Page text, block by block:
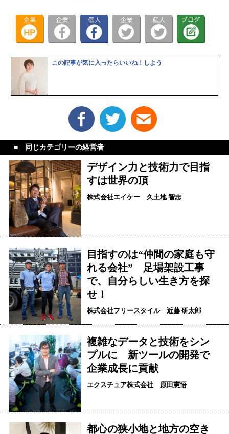
この記事が気に入ったらいいね！しよう
同じカテゴリーの経営者
デザイン力と技術力で目指
すは世界の頂
株式会社エイケー 久土地 智志
目指すのは“仲間の家庭も守
れる会社” 足場架設工事
で、自分らしい生き方を探
せ！
株式会社フリースタイル 近藤 研太郎
複雑なデータと技術をシン
プルに 新ツールの開発で
企業成長に貢献
エクスチュア株式会社 原田憲悟
都心の狭小地と地方の空き